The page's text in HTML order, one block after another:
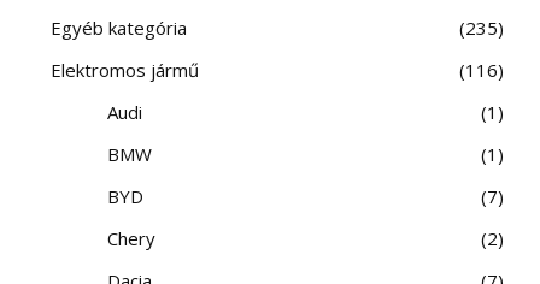
Egyéb kategória
235
Elektromos jármű
116
Audi
1
BMW
1
BYD
7
Chery
2